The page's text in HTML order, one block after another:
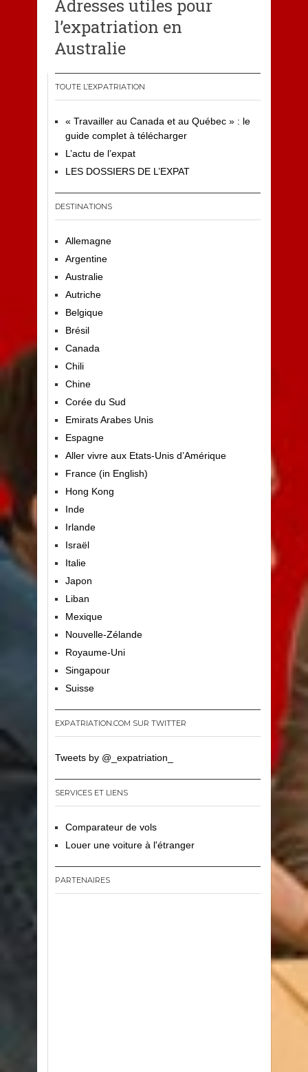
Adresses utiles pour
l’expatriation en
Australie
TOUTE L’EXPATRIATION
« Travailler au Canada et au Québec » : le
guide complet à télécharger
L’actu de l’expat
LES DOSSIERS DE L’EXPAT
DESTINATIONS
Allemagne
Argentine
Australie
Autriche
Belgique
Brésil
Canada
Chili
Chine
Corée du Sud
Emirats Arabes Unis
Espagne
Aller vivre aux Etats-Unis d’Amérique
France (in English)
Hong Kong
Inde
Irlande
Israël
Italie
Japon
Liban
Mexique
Nouvelle-Zélande
Royaume-Uni
Singapour
Suisse
EXPATRIATION.COM SUR TWITTER
Tweets by @_expatriation_
SERVICES ET LIENS
Comparateur de vols
Louer une voiture à l'étranger
PARTENAIRES